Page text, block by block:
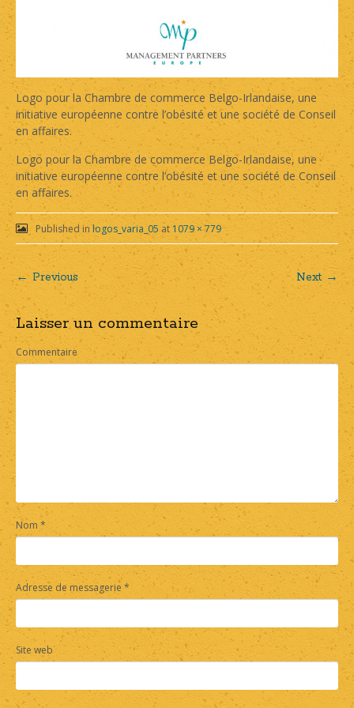
Logo pour la Chambre de commerce Belgo-Irlandaise, une
initiative européenne contre l’obésité et une société de Conseil
en affaires.
Logo pour la Chambre de commerce Belgo-Irlandaise, une
initiative européenne contre l’obésité et une société de Conseil
en affaires.
Published inlogos_varia_05 at 1079 × 779
Post
navigation
← Previous Next →
Laisser un commentaire
Commentaire
Nom *
Adresse de messagerie *
Site web